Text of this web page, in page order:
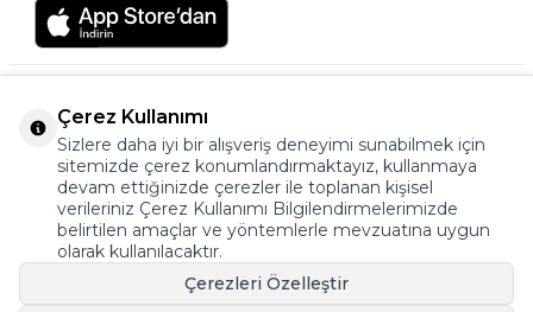
©2026 Tüm Hakkı Saklıdır.
ayakkabıonline.com
Çerez Kullanımı
Sizlere daha iyi bir alışveriş deneyimi sunabilmek için
sitemizde çerez konumlandırmaktayız, kullanmaya
devam ettiğinizde çerezler ile toplanan kişisel
verileriniz Çerez Kullanımı Bilgilendirmelerimizde
belirtilen amaçlar ve yöntemlerle mevzuatına uygun
olarak kullanılacaktır.
Çerezleri Özelleştir